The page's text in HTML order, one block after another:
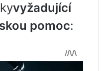
vyžadující
pomoc: